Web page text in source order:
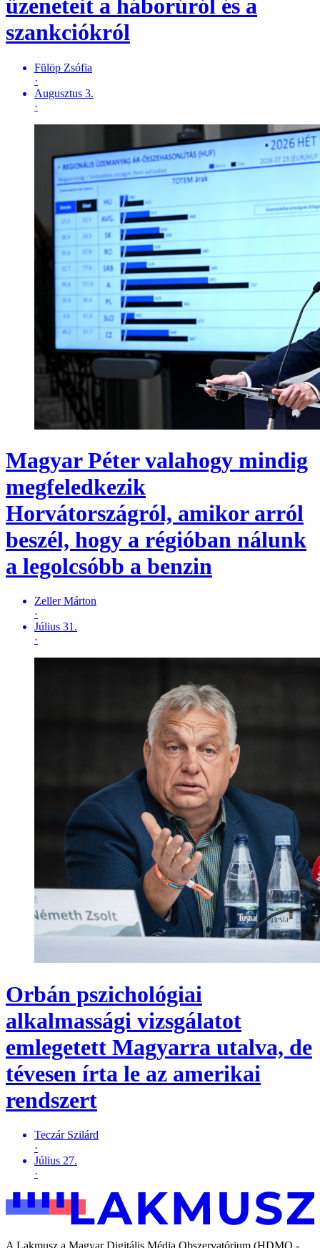
üzeneteit a háborúról és a
szankciókról
Fülöp Zsófia
·
Augusztus 3.
·
Magyar Péter valahogy mindig
megfeledkezik
Horvátországról, amikor arról
beszél, hogy a régióban nálunk
a legolcsóbb a benzin
Zeller Márton
·
Július 31.
·
Orbán pszichológiai
alkalmassági vizsgálatot
emlegetett Magyarra utalva, de
tévesen írta le az amerikai
rendszert
Teczár Szilárd
·
Július 27.
·
A Lakmusz a Magyar Digitális Média Obszervatórium (HDMO -